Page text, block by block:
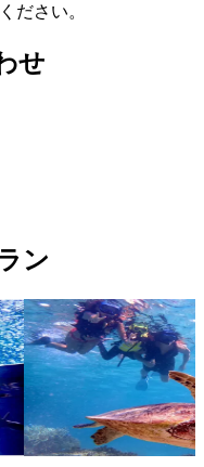
ださい。
せ
ン